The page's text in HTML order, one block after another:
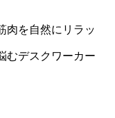
肉を自然にリラッ
むデスクワーカー